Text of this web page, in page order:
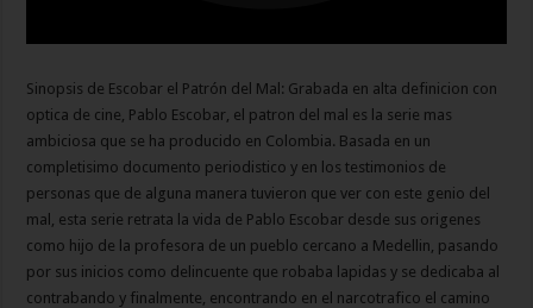
Sinopsis de Escobar el Patrón del Mal: Grabada en alta definicion con
optica de cine, Pablo Escobar, el patron del mal es la serie mas
ambiciosa que se ha producido en Colombia. Basada en un
completisimo documento periodistico y en los testimonios de
personas que de alguna manera tuvieron que ver con este genio del
mal, esta serie retrata la vida de Pablo Escobar desde sus origenes
como hijo de la profesora de un pueblo cercano a Medellin, pasando
por sus inicios como delincuente que robaba lapidas y se dedicaba al
contrabando y finalmente, encontrando en el narcotrafico el camino